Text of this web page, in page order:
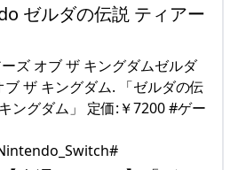
ゼルダの伝説 ティアー
ズ オブ ザ キングダムゼルダ
ザ キングダム. 「ゼルダの伝
ングダム」 定価:￥7200 #ゲー